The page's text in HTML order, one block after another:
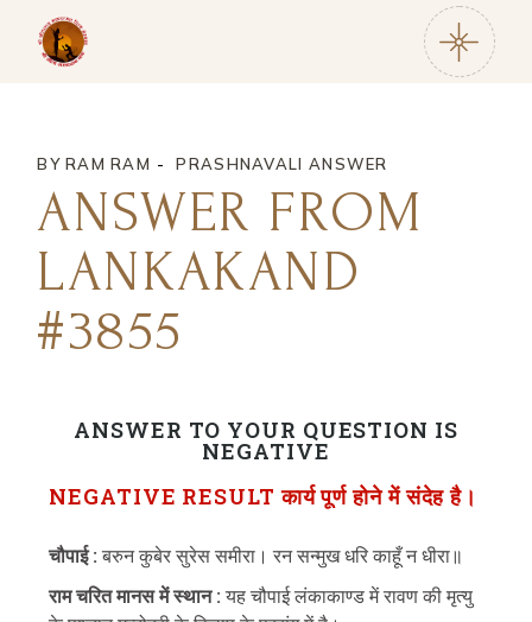
BY RAM RAM PRASHNAVALI ANSWER
ANSWER FROM
LANKAKAND
#3855
ANSWER TO YOUR QUESTION IS
NEGATIVE
NEGATIVE RESULT कार्य पूर्ण होने में संदेह है।
चौपाई :बरुन कुबेर सुरेस समीरा। रन सन्मुख धरि काहूँ न धीरा॥
राम चरित मानस में स्थान :यह चौपाई लंकाकाण्ड में रावण की मृत्यु